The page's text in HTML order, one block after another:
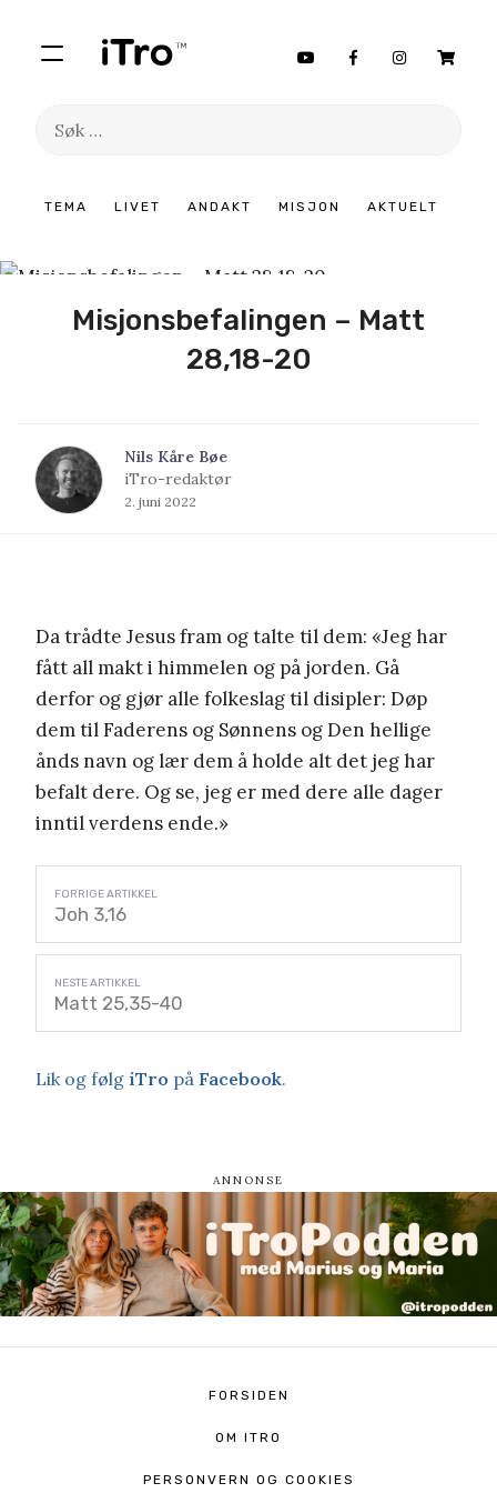
TEMA LIVET ANDAKT MISJON AKTUELT
Søk
Misjonsbefalingen – Matt
28,18-20
Nils Kåre Bøe
iTro-redaktør
2. juni 2022
Da trådte Jesus fram og talte til dem: «Jeg har
fått all makt i himmelen og på jorden. Gå
derfor og gjør alle folkeslag til disipler: Døp
dem til Faderens og Sønnens og Den hellige
ånds navn og lær dem å holde alt det jeg har
befalt dere. Og se, jeg er med dere alle dager
inntil verdens ende.»
Joh 3,16
Matt 25,35-40
Lik og følg iTro på Facebook.
FORSIDEN
OM ITRO
PERSONVERN OG COOKIES